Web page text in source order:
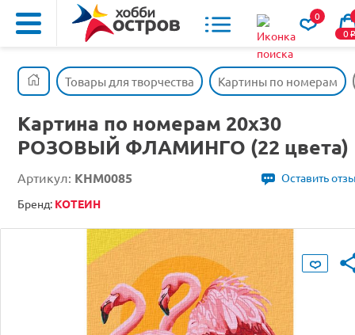
0
0o
Товары для творчества Картины по номерам
Картина по номерам 20х30
РОЗОВЫЙ ФЛАМИНГО (22 цвета)
Артикул: KHM0085
Оставить
Бренд: КОТЕИН